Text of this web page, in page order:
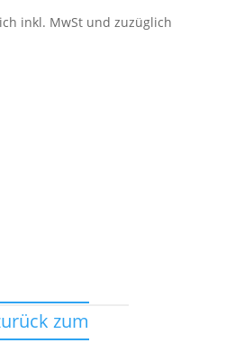
inkl. MwSt und zuzüglich
zum